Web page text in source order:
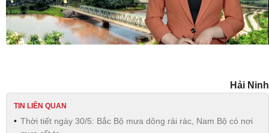
Video
Hải Ninh
TIN LIÊN QUAN
Thời tiết ngày 30/5: Bắc Bộ mưa dông rải rác, Nam Bộ có nơi